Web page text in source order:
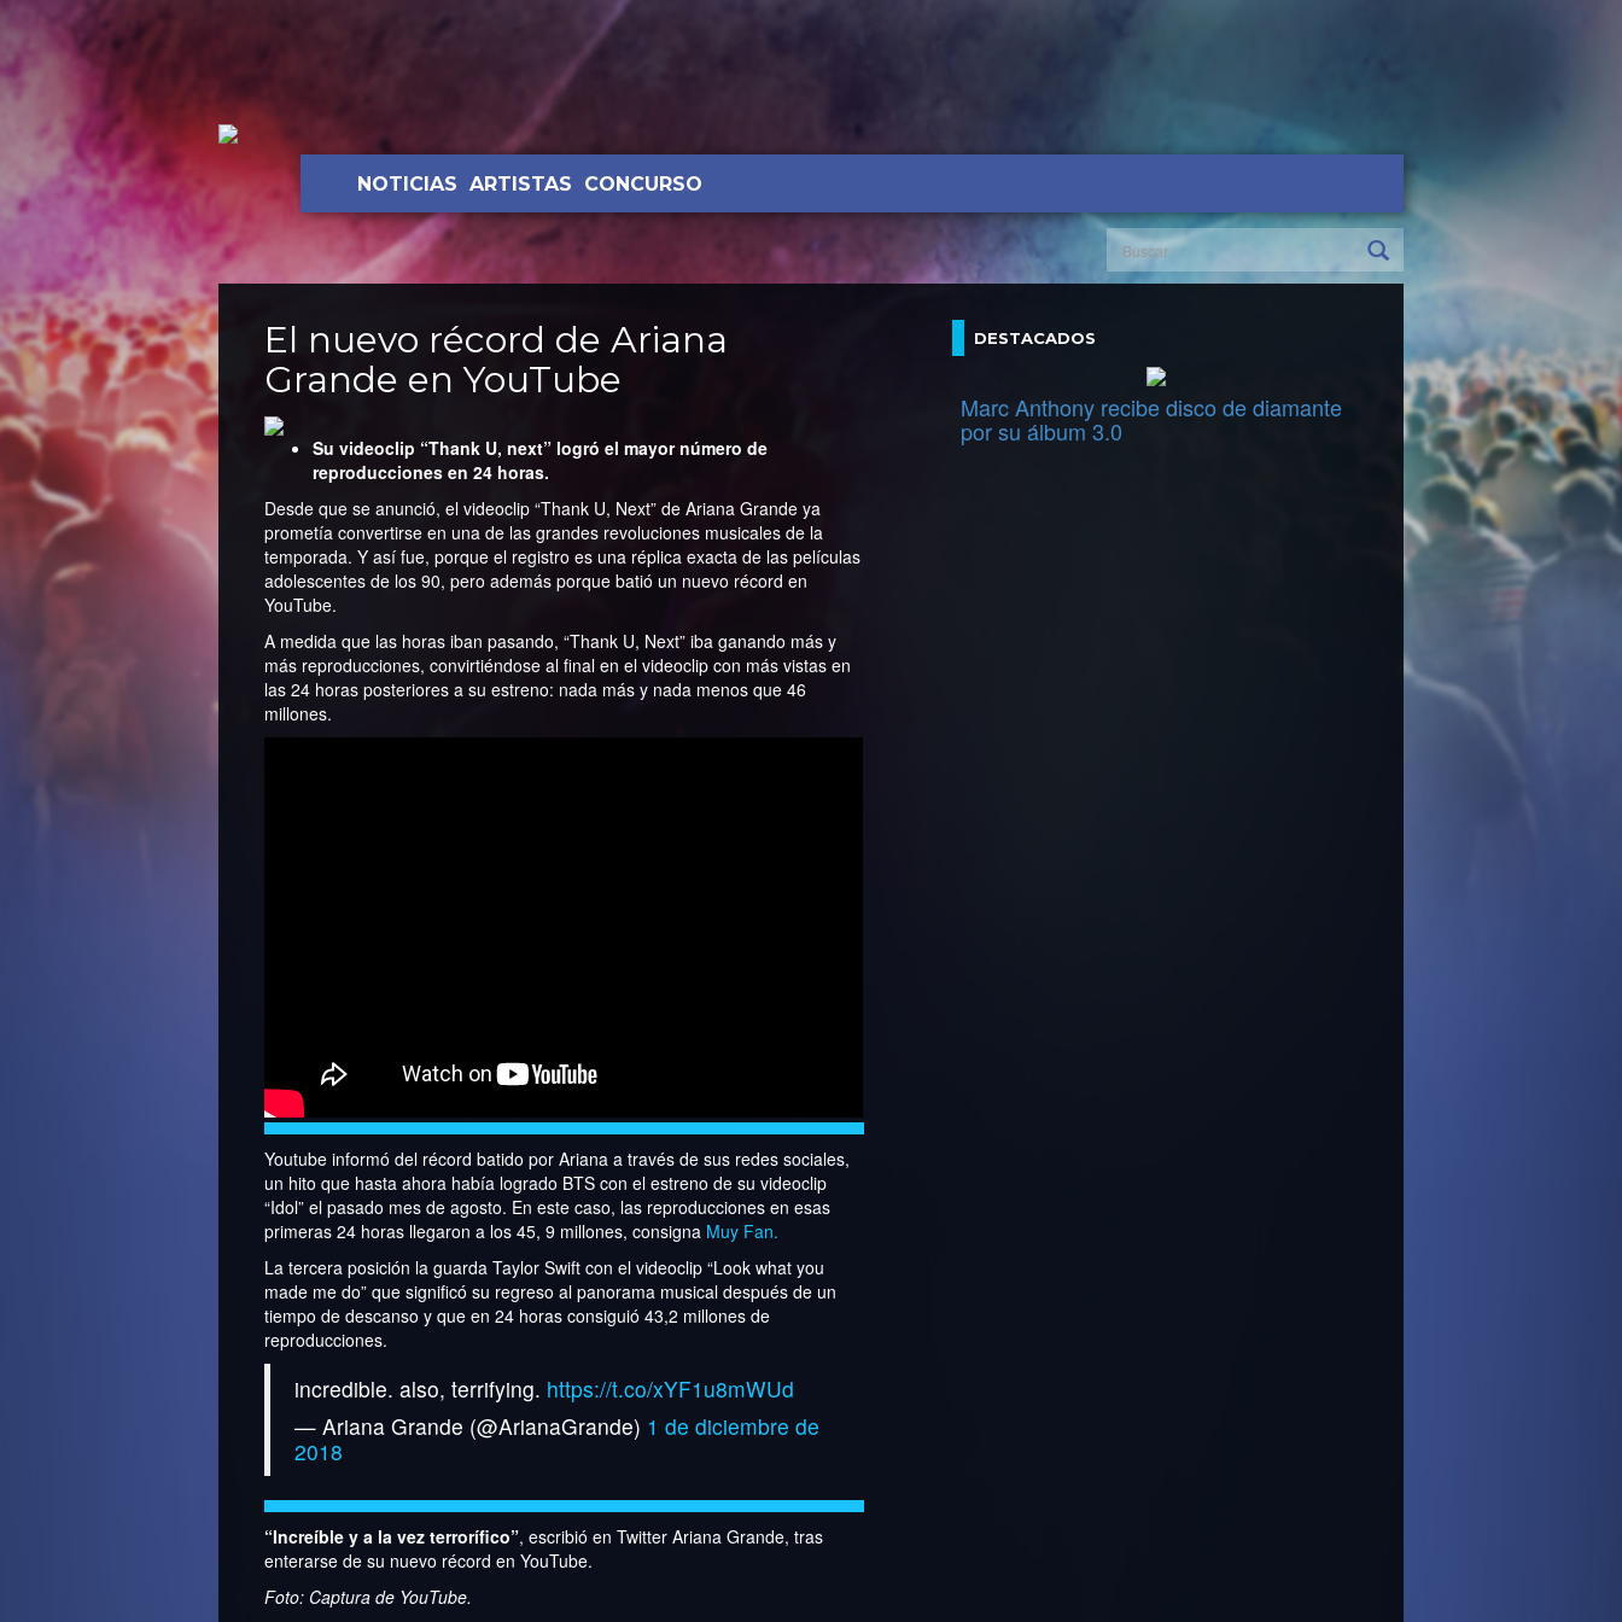
NOTICIAS ARTISTAS CONCURSO
El nuevo récord de Ariana
Grande en YouTube
Su videoclip “Thank U, next” logró el mayor número de
reproducciones en 24 horas.
Desde que se anunció, el videoclip “Thank U, Next” de Ariana Grande ya
prometía convertirse en una de las grandes revoluciones musicales de la
temporada. Y así fue, porque el registro es una réplica exacta de las películas
adolescentes de los 90, pero además porque batió un nuevo récord en
YouTube.
A medida que las horas iban pasando, “Thank U, Next” iba ganando más y
más reproducciones, convirtiéndose al final en el videoclip con más vistas en
las 24 horas posteriores a su estreno: nada más y nada menos que 46
millones.
Youtube informó del récord batido por Ariana a través de sus redes sociales,
un hito que hasta ahora había logrado BTS con el estreno de su videoclip
“Idol” el pasado mes de agosto. En este caso, las reproducciones en esas
primeras 24 horas llegaron a los 45, 9 millones, consigna Muy Fan.
La tercera posición la guarda Taylor Swift con el videoclip “Look what you
made me do” que significó su regreso al panorama musical después de un
tiempo de descanso y que en 24 horas consiguió 43,2 millones de
reproducciones.
incredible. also, terrifying. https://t.co/xYF1u8mWUd
— Ariana Grande (@ArianaGrande) 1 de diciembre de
2018
“Increíble y a la vez terrorífico”, escribió en Twitter Ariana Grande, tras
enterarse de su nuevo récord en YouTube.
Foto: Captura de YouTube.
DESTACADOS
Marc Anthony recibe disco de diamante
por su álbum 3.0